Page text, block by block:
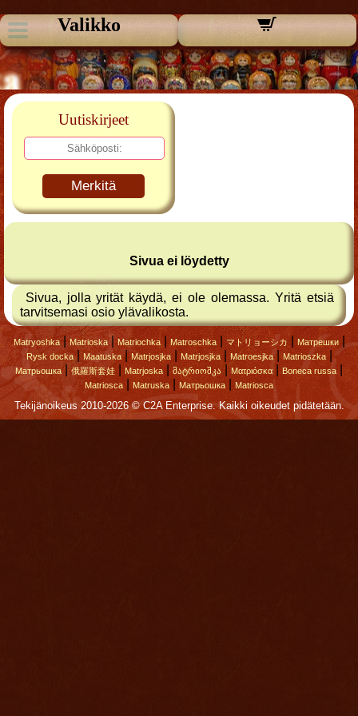
Valikko
Uutiskirjeet
Merkitä
Sivua ei löydetty
Sivua, jolla yrität käydä, ei ole olemassa. Yritä etsiä
tarvitsemasi osio ylävalikosta.
Matryoshka|Matrioska|Matriochka| Matroschka| マトリョーシカ Матрешки|
Rysk docka|Maatuska|Matrjosjka| Matrjosjka|Matroesjka| Matrioszka|
Матрьошка|俄羅斯套娃 Matrjoska |მატრიოშკა |Ματριόσκα Boneca russa
Matriosca Matruska Матрьошка Matriosca
Tekijänoikeus 2010-2026 © C2A Enterprise. Kaikki oikeudet pidätetään.